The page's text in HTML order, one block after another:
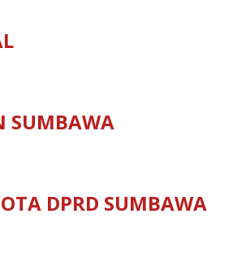
SUMBAWA
DPRD SUMBAWA